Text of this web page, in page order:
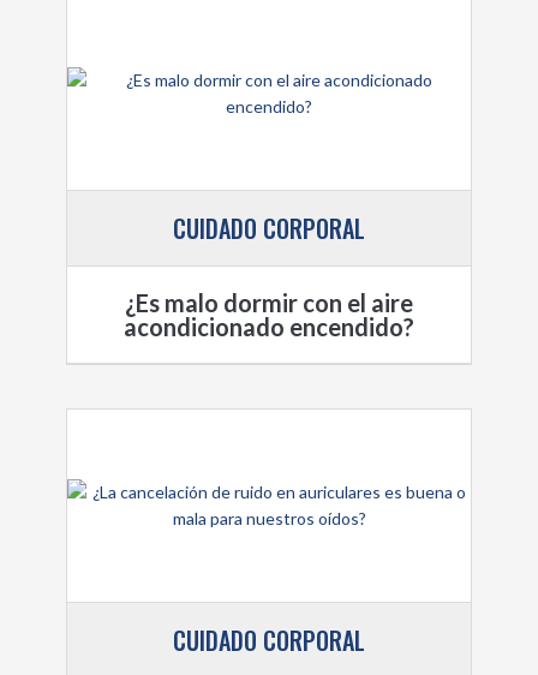
CUIDADO CORPORAL
¿Es malo dormir con el aire
acondicionado encendido?
CUIDADO CORPORAL